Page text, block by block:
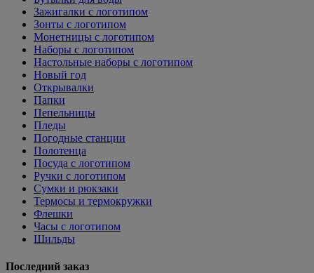
Зажигалки с логотипом
Зонты с логотипом
Монетницы с логотипом
Наборы с логотипом
Настольные наборы с логотипом
Новый год
Открывалки
Папки
Пепельницы
Пледы
Погодные станции
Полотенца
Посуда с логотипом
Ручки с логотипом
Сумки и рюкзаки
Термосы и термокружки
Флешки
Часы с логотипом
Шильды
Последний заказ